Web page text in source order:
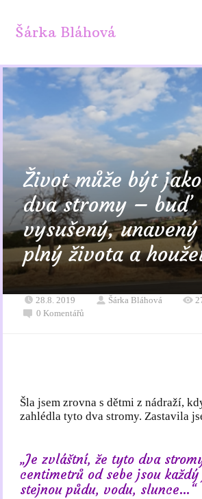
Šárka Bláhová
Život může být
dva stromy – buď
vysušený, unavený
plný života a
28.8. 2019 Šárka Bláhová
0 Komentářů
Šla jsem zrovna s dětmi z nádraží,
zahlédla tyto dva stromy. Zastavila
„Je zvláštní, že tyto dva
centimetrů od sebe jsou
stejnou půdu, vodu, slunce…“